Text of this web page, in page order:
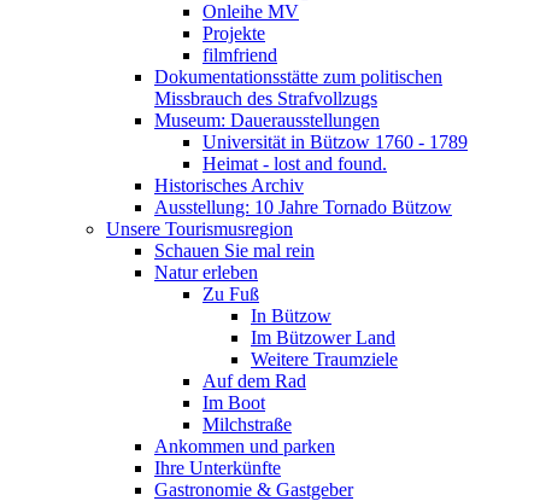
Onleihe MV
Projekte
filmfriend
Dokumentationsstätte zum politischen
Missbrauch des Strafvollzugs
Museum: Dauerausstellungen
Universität in Bützow 1760 - 1789
Heimat - lost and found.
Historisches Archiv
Ausstellung: 10 Jahre Tornado Bützow
Unsere Tourismusregion
Schauen Sie mal rein
Natur erleben
Zu Fuß
In Bützow
Im Bützower Land
Weitere Traumziele
Auf dem Rad
Im Boot
Milchstraße
Ankommen und parken
Ihre Unterkünfte
Gastronomie & Gastgeber